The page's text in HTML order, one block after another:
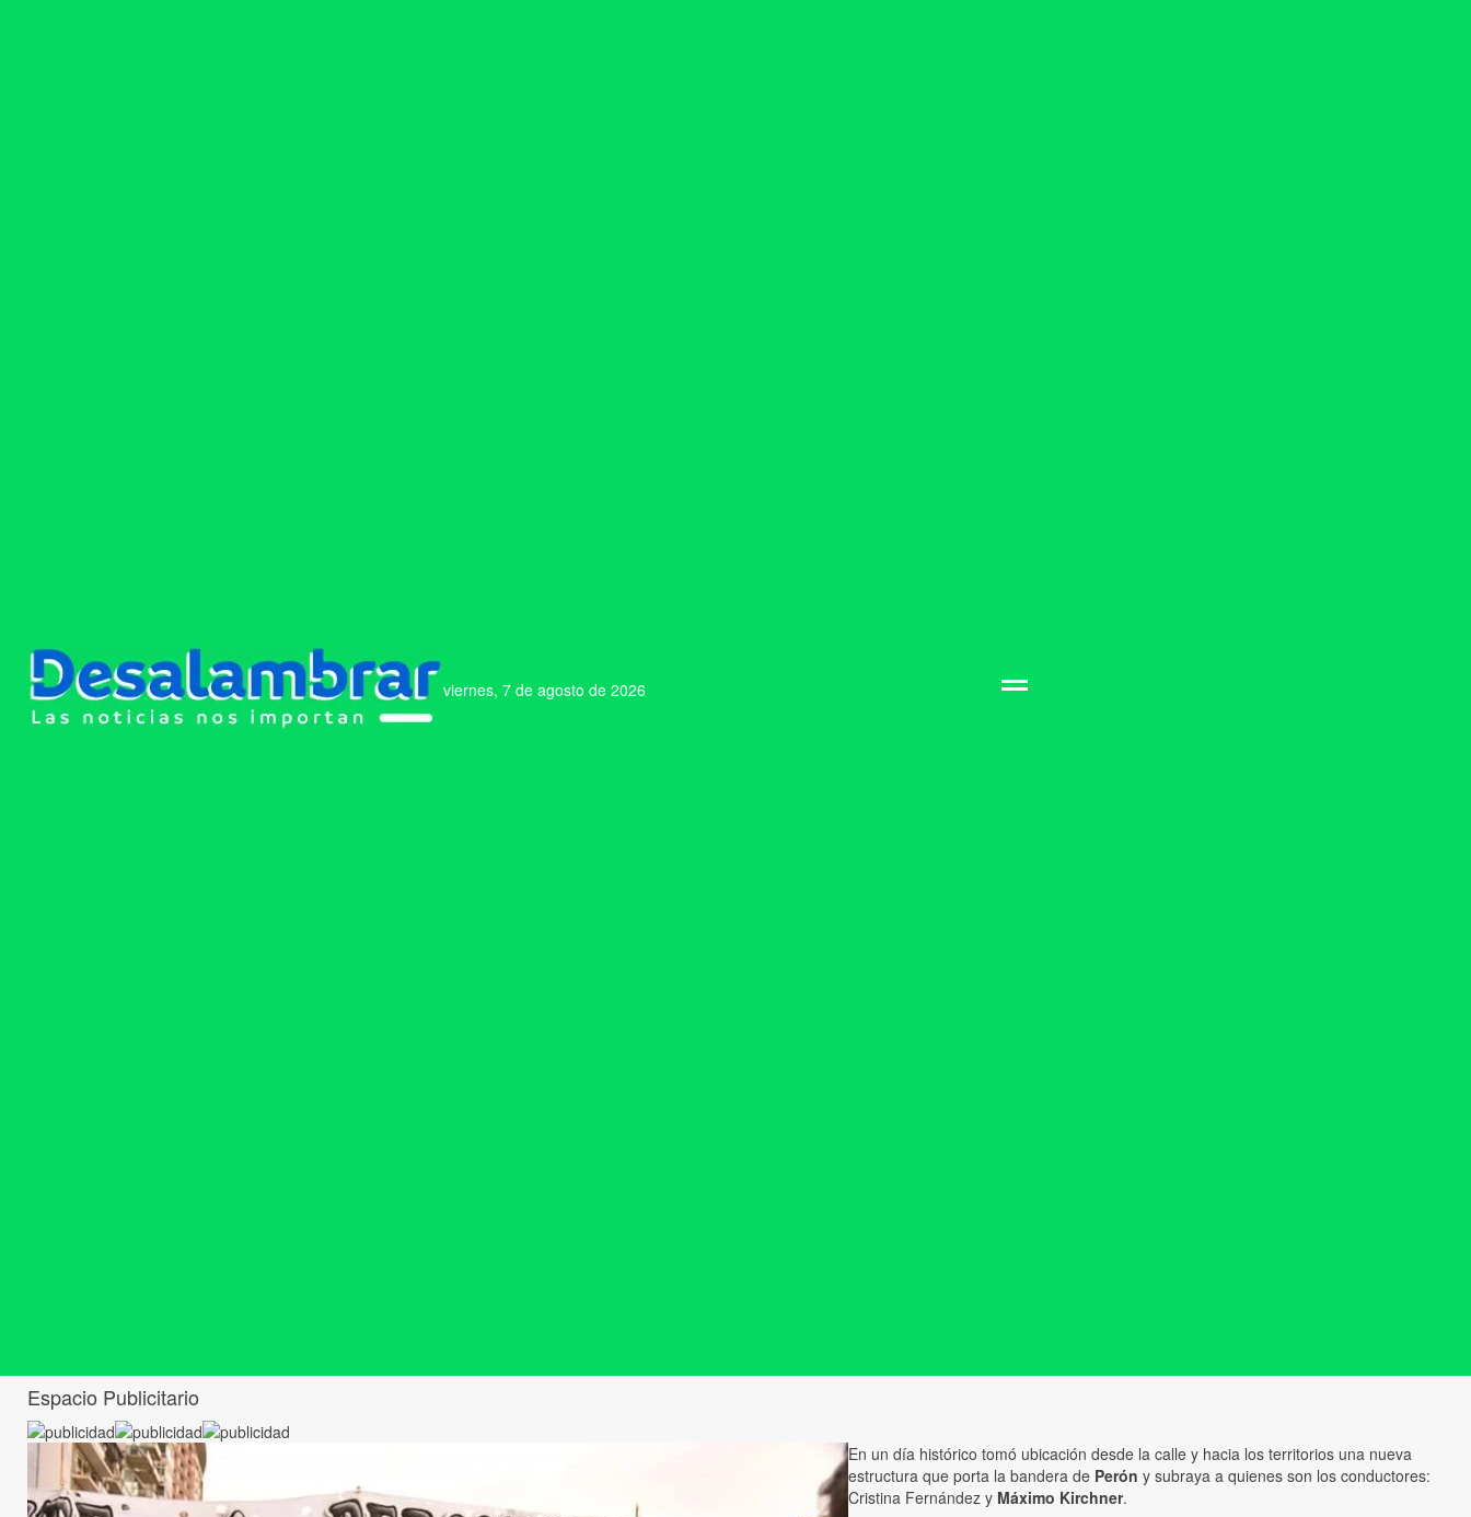
viernes, 7 de agosto de 2026
Espacio Publicitario
En un día histórico tomó ubicación desde la calle y hacia los territorios una nueva
estructura que porta la bandera de Perón y subraya a quienes son los conductores:
Cristina Fernández y Máximo Kirchner.